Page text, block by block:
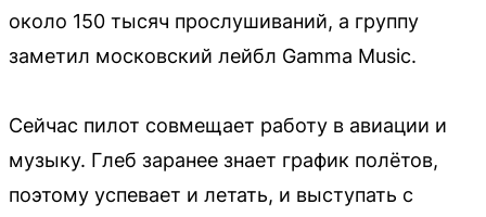
около 150 тысяч прослушиваний, а группу
заметил московский лейбл Gamma Music.
Сейчас пилот совмещает работу в авиации и
музыку. Глеб заранее знает график полётов,
поэтому успевает и летать, и выступать с